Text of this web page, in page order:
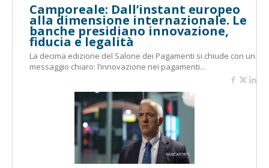
Camporeale: Dall’instant europeo
alla dimensione internazionale. Le
banche presidiano innovazione,
fiducia e legalità
La decima edizione del Salone dei Pagamenti si chiude con un
messaggio chiaro: l’innovazione nei pagamenti...